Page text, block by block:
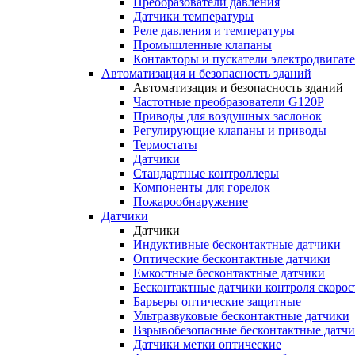
Датчики температуры
Реле давления и температуры
Промышленные клапаны
Контакторы и пускатели
Автоматизация и безопасность зданий
Автоматизация и безопасность зданий
Частотные преобразователи G120P
Приводы для воздушных заслонок
Регулирующие клапаны и приводы
Термостаты
Датчики
Стандартные контроллеры
Компоненты для горелок
Пожарообнаружение
Датчики
Датчики
Индуктивные бесконтактные датчики
Оптические бесконтактные датчики
Емкостные бесконтактные датчики
Бесконтактные датчики контроля
Барьеры оптические защитные
Ультразвуковые бесконтактные датчики
Взрывобезопасные бесконтактные
Датчики метки оптические